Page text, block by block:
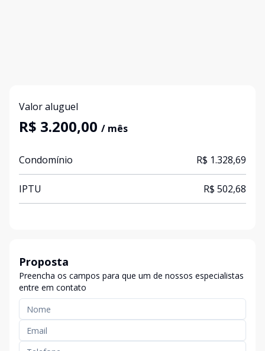
Valor aluguel
R$ 3.200,00 / mês
Condomínio R$ 1.328,69
IPTU R$ 502,68
Proposta
Preencha os campos para que um de nossos especialistas
entre em contato